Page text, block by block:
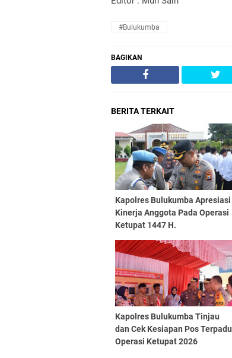
#Bulukumba
BAGIKAN
BERITA TERKAIT
Kapolres Bulukumba Apresiasi
Kinerja Anggota Pada Operasi
Ketupat 1447 H.
Kapolres Bulukumba Tinjau
dan Cek Kesiapan Pos Terpadu
Operasi Ketupat 2026